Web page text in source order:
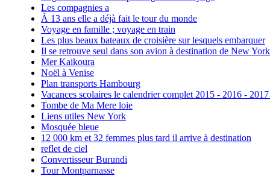
Les compagnies a
À 13 ans elle a déjà fait le tour du monde
Voyage en famille ; voyage en train
Les plus beaux bateaux de croisière sur lesquels embarquer
Il se retrouve seul dans son avion à destination de New York
Mer Kaikoura
Noël à Venise
Plan transports Hambourg
Vacances scolaires le calendrier complet 2015 - 2016 -
Tombe de Ma Mere loie
Liens utiles New York
Mosquée bleue
12 000 km et 32 femmes plus tard il arrive à destination
reflet de ciel
Convertisseur Burundi
Tour Montparnasse